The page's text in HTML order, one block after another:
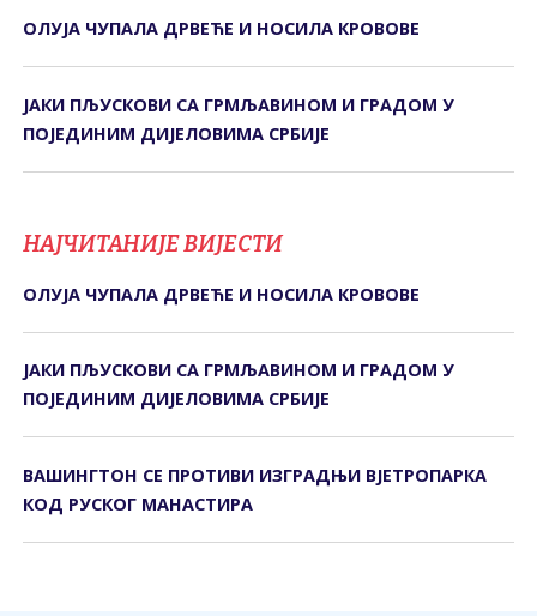
ОЛУЈА ЧУПАЛА ДРВЕЋЕ И НОСИЛА КРОВОВЕ
ЈАКИ ПЉУСКОВИ СА ГРМЉАВИНОМ И ГРАДОМ У
ПОЈЕДИНИМ ДИЈЕЛОВИМА СРБИЈЕ
НАЈЧИТАНИЈЕ ВИЈЕСТИ
ОЛУЈА ЧУПАЛА ДРВЕЋЕ И НОСИЛА КРОВОВЕ
ЈАКИ ПЉУСКОВИ СА ГРМЉАВИНОМ И ГРАДОМ У
ПОЈЕДИНИМ ДИЈЕЛОВИМА СРБИЈЕ
ВАШИНГТОН СЕ ПРОТИВИ ИЗГРАДЊИ ВЈЕТРОПАРКА
КОД РУСКОГ МАНАСТИРА